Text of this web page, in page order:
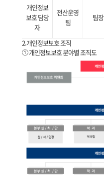
개인정보
보호 담당
자
전산운영
팀
팀장
2.개인정보보호 조직
① 개인정보보호 분야별 조직도